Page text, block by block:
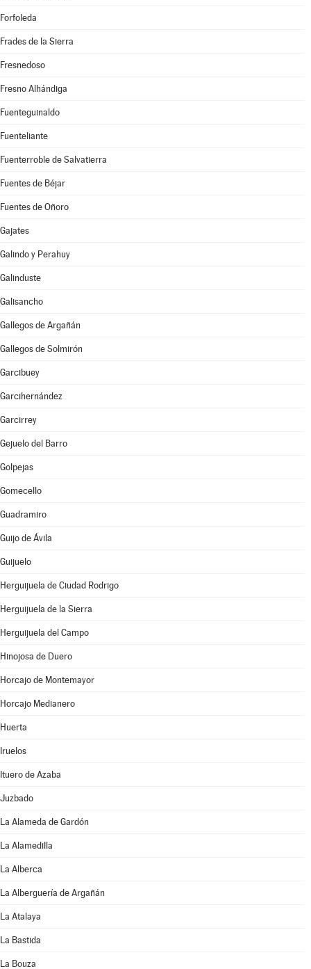
Forfoleda
Frades de la Sierra
Fresnedoso
Fresno Alhándiga
Fuenteguinaldo
Fuenteliante
Fuenterroble de Salvatierra
Fuentes de Béjar
Fuentes de Oñoro
Gajates
Galindo y Perahuy
Galinduste
Galisancho
Gallegos de Argañán
Gallegos de Solmirón
Garcibuey
Garcihernández
Garcirrey
Gejuelo del Barro
Golpejas
Gomecello
Guadramiro
Guijo de Ávila
Guijuelo
Herguijuela de Ciudad Rodrigo
Herguijuela de la Sierra
Herguijuela del Campo
Hinojosa de Duero
Horcajo de Montemayor
Horcajo Medianero
Huerta
Iruelos
Ituero de Azaba
Juzbado
La Alameda de Gardón
La Alamedilla
La Alberca
La Alberguería de Argañán
La Atalaya
La Bastida
La Bouza